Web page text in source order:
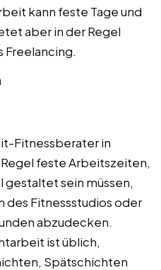
kann feste Tage und
aber in der Regel
Freelancing.
Fitnessberater in
feste Arbeitszeiten,
sein müssen,
Fitnessstudios oder
abzudecken.
ist üblich,
Spätschichten